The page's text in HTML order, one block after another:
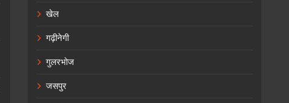
खेल
गढ़ीनेगी
गुलरभोज
जसपुर